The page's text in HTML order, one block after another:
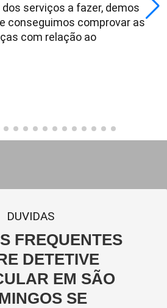
serviços a fazer, demos
conseguimos comprovar as
com relação ao
DUVIDAS
FREQUENTES
DETETIVE
EM SÃO
SE